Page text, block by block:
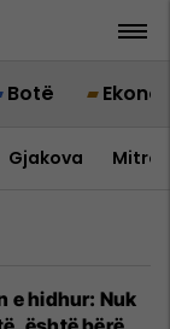
Botë
Gjakova
e hidhur: Nuk